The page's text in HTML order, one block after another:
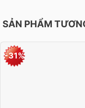
SẢN PHẨM
-31%